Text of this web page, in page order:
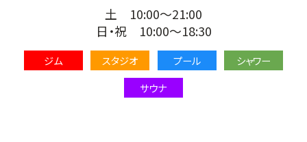
土 10:00～21:00
日・祝 10:00～18:30
ジム スタジオ プール
シャワー
サウナ